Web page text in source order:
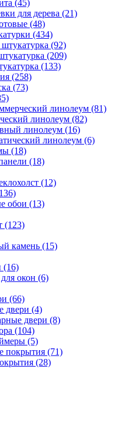
(45)
для дерева (21)
(48)
(434)
(92)
(209)
(133)
(258)
(73)
линолеум (81)
линолеум (82)
линолеум (16)
линолеум (6)
(18)
(18)
(12)
обои (13)
(123)
камень (15)
(16)
окон (6)
(66)
двери (4)
двери (8)
(104)
(5)
покрытия (71)
(28)